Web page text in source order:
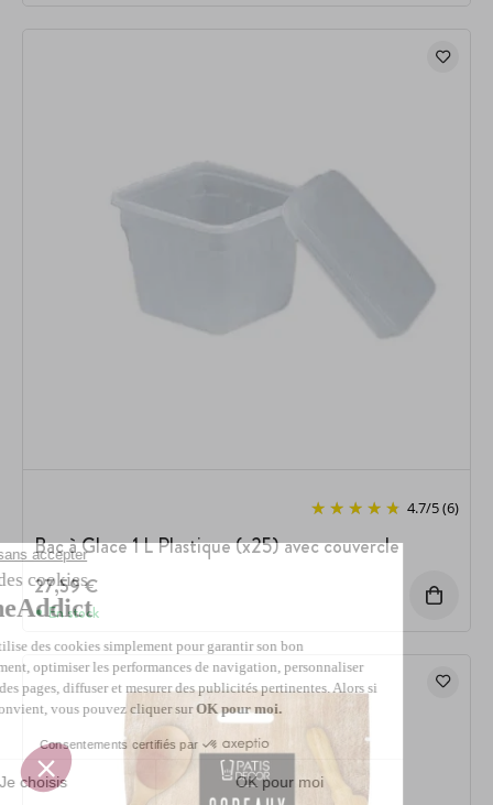
4.7/5(6)
Bac à Glace 1 L Plastique (x25) avec couvercle
27,59 €
En stock